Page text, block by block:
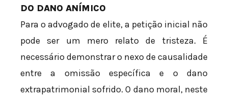
DO DANO ANÍMICO
Para o advogado de elite, a petição inicial não
pode ser um mero relato de tristeza. É
necessário demonstrar o nexo de causalidade
entre a omissão específica e o dano
extrapatrimonial sofrido. O dano moral, neste